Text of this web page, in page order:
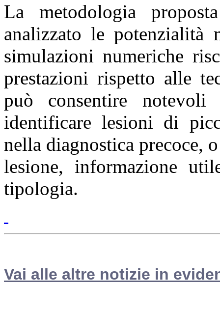
La metodologia
analizzato le potenzialità
simulazioni numeriche
prestazioni rispetto alle
può consentire
identificare lesioni di
nella diagnostica precoce,
lesione, informazione
tipologia.
Vai alle altre notizie in